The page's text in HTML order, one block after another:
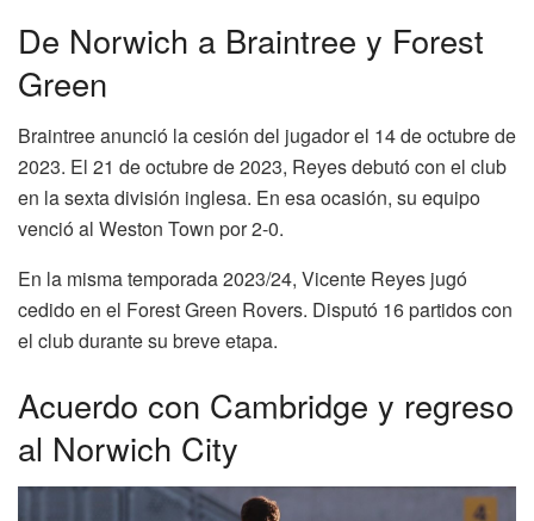
De Norwich a Braintree y Forest
Green
Braintree anunció la cesión del jugador el 14 de octubre de
2023. El 21 de octubre de 2023, Reyes debutó con el club
en la sexta división inglesa. En esa ocasión, su equipo
venció al Weston Town por 2-0.
En la misma temporada 2023/24, Vicente Reyes jugó
cedido en el Forest Green Rovers. Disputó 16 partidos con
el club durante su breve etapa.
Acuerdo con Cambridge y regreso
al Norwich City